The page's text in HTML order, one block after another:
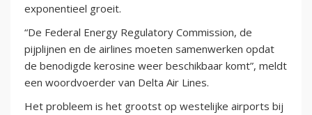
exponentieel groeit.
“De Federal Energy Regulatory Commission, de
pijplijnen en de airlines moeten samenwerken opdat
de benodigde kerosine weer beschikbaar komt”, meldt
een woordvoerder van Delta Air Lines.
Het probleem is het grootst op westelijke airports bij